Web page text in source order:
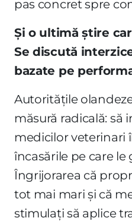
pas concret spre
Și o ultimă știre
Se discută
bazate pe
Autoritățile
măsură radicală: să
medicilor veterinari
încasările pe care le
Îngrijorarea că
tot mai mari și că
stimulați să aplice